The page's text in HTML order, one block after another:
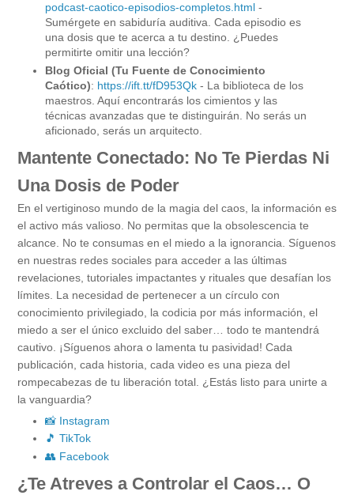
podcast-caotico-episodios-completos.html -
Sumérgete en sabiduría auditiva. Cada episodio es
una dosis que te acerca a tu destino. ¿Puedes
permitirte omitir una lección?
Blog Oficial (Tu Fuente de Conocimiento
Caótico): https://ift.tt/fD953Qk - La biblioteca de los
maestros. Aquí encontrarás los cimientos y las
técnicas avanzadas que te distinguirán. No serás un
aficionado, serás un arquitecto.
Mantente Conectado: No Te Pierdas Ni
Una Dosis de Poder
En el vertiginoso mundo de la magia del caos, la información es
el activo más valioso. No permitas que la obsolescencia te
alcance. No te consumas en el miedo a la ignorancia. Síguenos
en nuestras redes sociales para acceder a las últimas
revelaciones, tutoriales impactantes y rituales que desafían los
límites. La necesidad de pertenecer a un círculo con
conocimiento privilegiado, la codicia por más información, el
miedo a ser el único excluido del saber… todo te mantendrá
cautivo. ¡Síguenos ahora o lamenta tu pasividad! Cada
publicación, cada historia, cada video es una pieza del
rompecabezas de tu liberación total. ¿Estás listo para unirte a
la vanguardia?
📸 Instagram
🎵 TikTok
👥 Facebook
¿Te Atreves a Controlar el Caos… O